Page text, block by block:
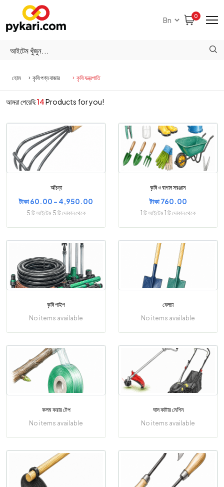
0
হোম কৃষি পণ্য বাজার কৃষি যন্ত্রপাতি
আমরা পেয়েছি14Products for you!
আঁচড়া
টাকা 60.00 - 4,950.00
5 টি আইটেম 5 টি দোকান থেকে
কৃষি ও বাগান সরঞ্জাম
টাকা 760.00
1 টি আইটেম 1 টি দোকান থেকে
কৃষি পাইপ
No items available
বেলচা
No items available
কলম করার টেপ
No items available
ঘাস কাটার মেশিন
No items available